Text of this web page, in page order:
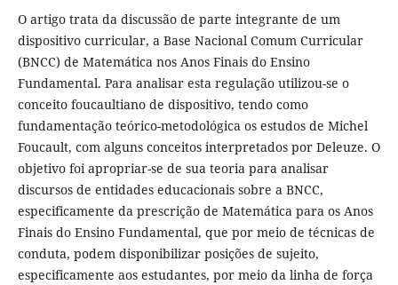
O artigo trata da discussão de parte integrante de um
dispositivo curricular, a Base Nacional Comum Curricular
(BNCC) de Matemática nos Anos Finais do Ensino
Fundamental. Para analisar esta regulação utilizou-se o
conceito foucaultiano de dispositivo, tendo como
fundamentação teórico-metodológica os estudos de Michel
Foucault, com alguns conceitos interpretados por Deleuze. O
objetivo foi apropriar-se de sua teoria para analisar
discursos de entidades educacionais sobre a BNCC,
especificamente da prescrição de Matemática para os Anos
Finais do Ensino Fundamental, que por meio de técnicas de
conduta, podem disponibilizar posições de sujeito,
especificamente aos estudantes, por meio da linha de força